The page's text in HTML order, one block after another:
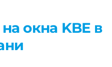
окна KBE в